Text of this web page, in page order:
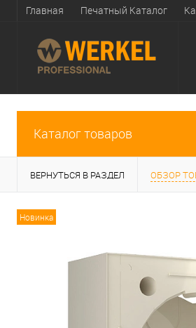
Главная Печатный Каталог
Каталог товаров
ВЕРНУТЬСЯ В РАЗДЕЛ ОБЗОР
Новинка